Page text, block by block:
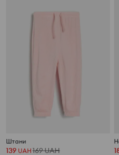
Штани
139 UAH 169UAH